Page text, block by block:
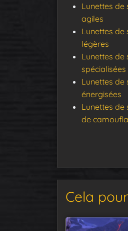
Lunettes de
agiles
Lunettes de
légères
Lunettes de
spécialisées
Lunettes de
énergisées
Lunettes de
de
Cela